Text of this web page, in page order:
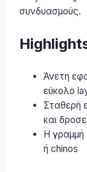
συνδυασμούς.
Άνετη
εύκολο
Σταθερή
και
Η γραμμή
ή chinos